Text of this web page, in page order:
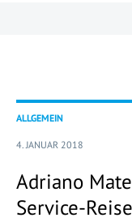
ALLGEMEIN
4. JANUAR 2018
Adriano
Service-